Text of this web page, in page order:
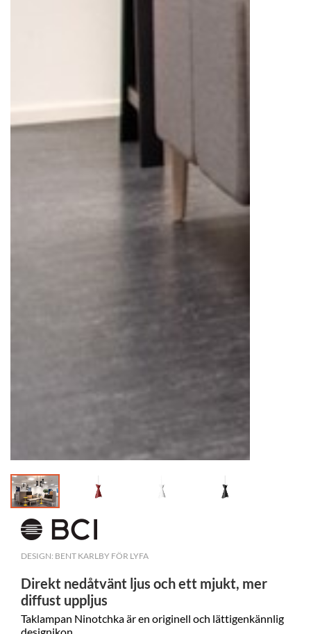
DESIGN: BENT KARLBY FÖR LYFA
Direkt nedåtvänt ljus och ett mjukt, mer
diffust uppljus
Taklampan Ninotchka är en originell och lättigenkännlig